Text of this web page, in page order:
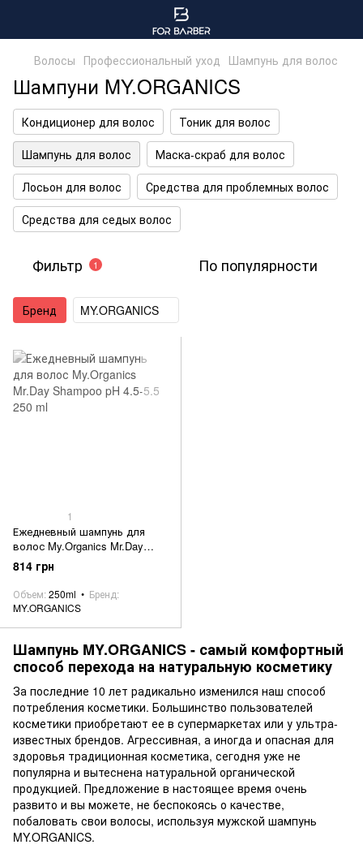
Волосы Профессиональный уход Шампунь для волос
Шампуни MY.ORGANICS
Кондиционер для волос
Тоник для волос
Шампунь для волос
Маска-скраб для волос
Лосьон для волос
Средства для проблемных волос
Средства для седых волос
Фильтр 1 По популярности
Бренд MY.ORGANICS
1
Ежедневный шампунь для
волос My.Organics Mr.Day
Shampoo pH 4.5-5.5 250 ml
814 грн
Объем 250ml
Бренд
MY.ORGANICS
Шампунь MY.ORGANICS - самый комфортный
способ перехода на натуральную косметику
За последние 10 лет радикально изменился наш способ
потребления косметики. Большинство пользователей
косметики приобретают ее в супермаркетах или у ультра-
известных брендов. Агрессивная, а иногда и опасная для
здоровья традиционная косметика, сегодня уже не
популярна и вытеснена натуральной органической
продукцией. Предложение в настоящее время очень
развито и вы можете, не беспокоясь о качестве,
побаловать свои волосы, используя мужской шампунь
MY.ORGANICS.